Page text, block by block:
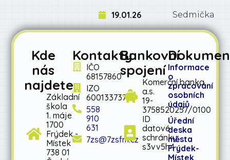
19.01.26 Sedmička
Kde
nás
najdete
Základní
škola
1. máje
1700
Frýdek -
Místek
738 01
Kontakty
IČO
68157860
IZO
600133737
558
910
631
7zs@7zsfm.cz
Bankovní
spojení
Komerční banka
a.s.
19-
3758520257/0100
ID
datové
schránky:
s3vv5h4
Informace
o
zpracování
osobních
údajů
Úřední
deska
města
Frýdek-
Místek